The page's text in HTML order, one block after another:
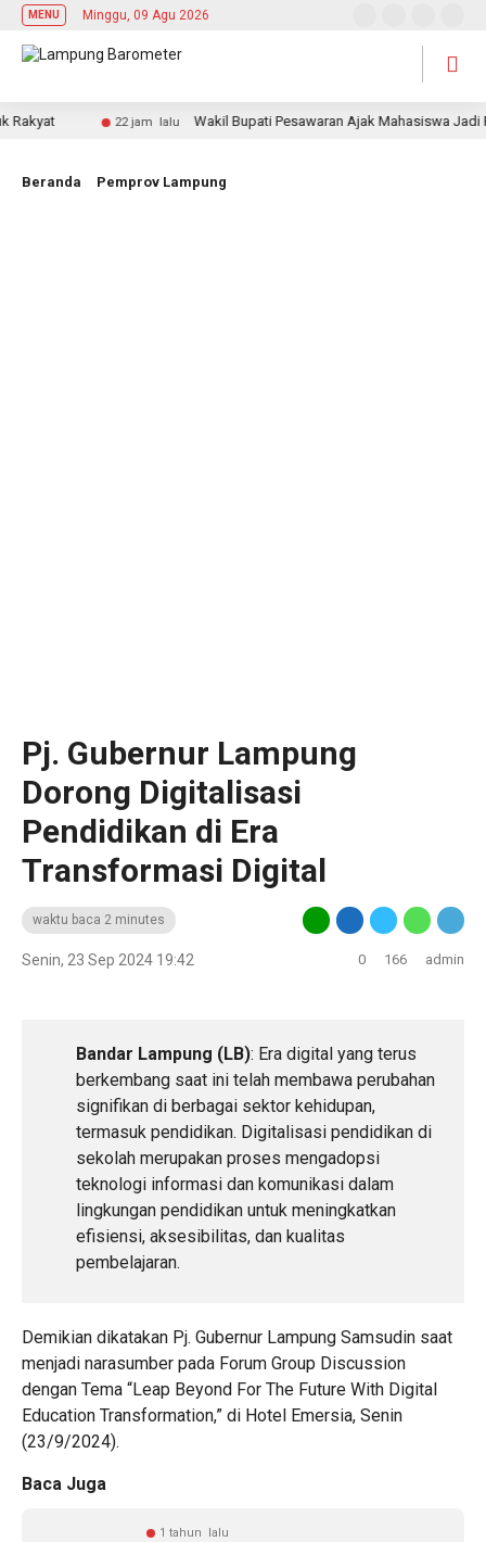
MENU Minggu, 09 Agu 2026
22 jam lalu Wakil Bupati Pesawaran Ajak Mahasiswa Jadi
Beranda Pemprov Lampung
Pj. Gubernur Lampung
Dorong Digitalisasi
Pendidikan di Era
Transformasi Digital
waktu baca 2 minutes
Senin, 23 Sep 2024 19:42 0 166 admin
Bandar Lampung (LB): Era digital yang terus
berkembang saat ini telah membawa perubahan
signifikan di berbagai sektor kehidupan,
termasuk pendidikan. Digitalisasi pendidikan di
sekolah merupakan proses mengadopsi
teknologi informasi dan komunikasi dalam
lingkungan pendidikan untuk meningkatkan
efisiensi, aksesibilitas, dan kualitas
pembelajaran.
Demikian dikatakan Pj. Gubernur Lampung Samsudin saat
menjadi narasumber pada Forum Group Discussion
dengan Tema “Leap Beyond For The Future With Digital
Education Transformation,” di Hotel Emersia, Senin
(23/9/2024).
Baca Juga
1 tahun lalu